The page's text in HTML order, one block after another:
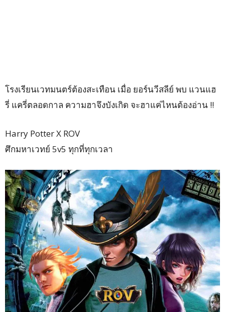
โรงเรียนเวทมนตร์ต้องสะเทือน เมื่อ ยอร์นวีสลีย์ พบ แวนแฮ
รี่ แครี่ตลอดกาล ความฮาจึงบังเกิด จะฮาแค่ไหนต้องอ่าน !!
Harry Potter X ROV
ศึกมหาเวทย์ 5v5 ทุกที่ทุกเวลา